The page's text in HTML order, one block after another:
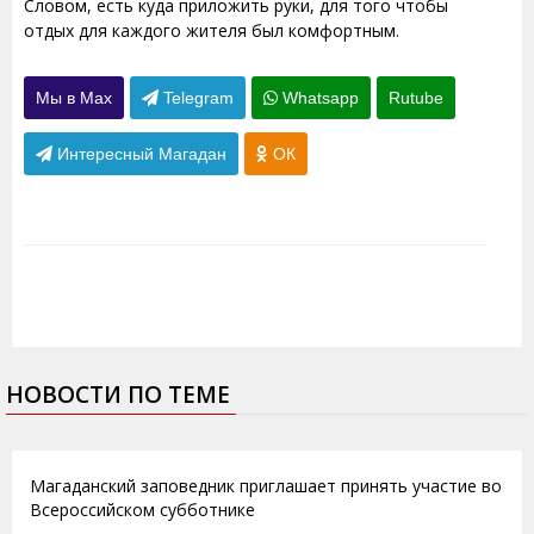
Словом, есть куда приложить руки, для того чтобы
отдых для каждого жителя был комфортным.
Мы в Max Telegram Whatsapp Rutube
Интересный Магадан ОК
НОВОСТИ ПО ТЕМЕ
Магаданский заповедник приглашает принять участие во
Всероссийском субботнике